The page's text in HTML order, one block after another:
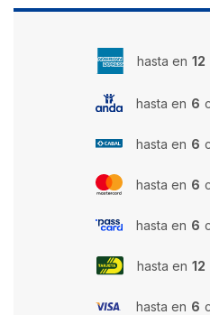
hasta en 12
hasta en 6
hasta en 6
hasta en 6
hasta en 6
hasta en 12
hasta en 6